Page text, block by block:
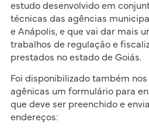
estudo desenvolvido em
técnicas das agências
e Anápolis, e que vai dar mais
trabalhos de regulação e
prestados no estado de Goiás.
Foi disponibilizado também
agênicas um formulário para
que deve ser preenchido e
endereços: